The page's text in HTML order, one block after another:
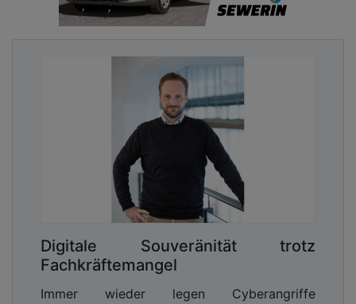
Digitale Souveränität trotz
Fachkräftemangel
Immer wieder legen Cyberangriffe